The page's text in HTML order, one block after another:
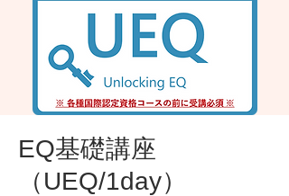
EQ基礎講座
（UEQ/1day）